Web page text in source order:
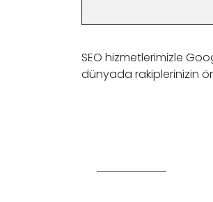
SEO hizmetlerimizle
dünyada rakiplerinizin